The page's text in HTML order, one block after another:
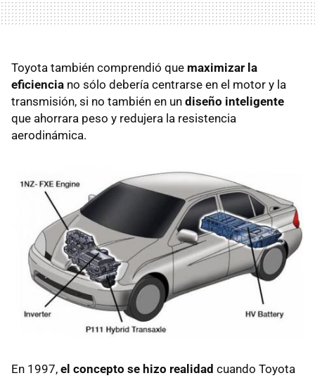
Toyota también comprendió que maximizar la
eficiencia no sólo debería centrarse en el motor y la
transmisión, si no también en un diseño inteligente
que ahorrara peso y redujera la resistencia
aerodinámica.
En 1997, el concepto se hizo realidad cuando Toyota